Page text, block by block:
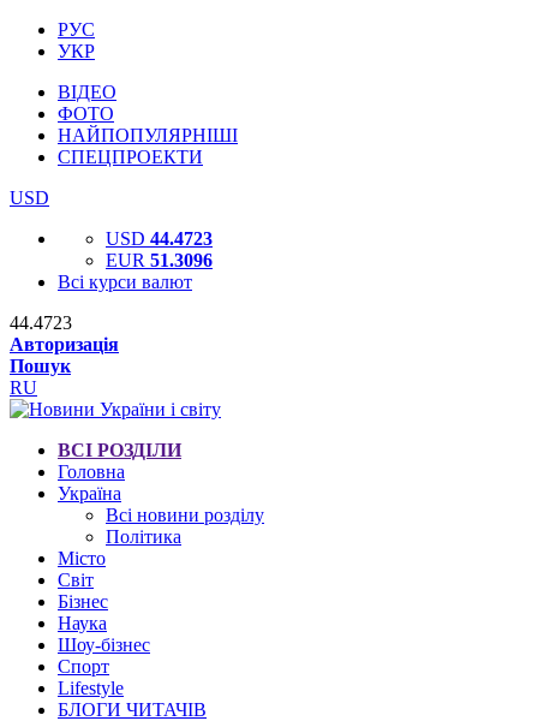
РУС
УКР
ВІДЕО
ФОТО
НАЙПОПУЛЯРНІШІ
СПЕЦПРОЕКТИ
USD
USD 44.4723
EUR 51.3096
Всі курси валют
44.4723
Авторизація
Пошук
RU
ВСІ РОЗДІЛИ
Головна
Україна
Всі новини розділу
Політика
Місто
Світ
Бізнес
Наука
Шоу-бізнес
Спорт
Lifestyle
БЛОГИ ЧИТАЧІВ